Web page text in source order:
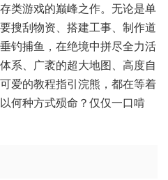
类游戏的巅峰之作。无论是单
搜刮物资、搭建工事、制作道
钓捕鱼，在绝境中拼尽全力活
系、广袤的超大地图、高度自
爱的教程指引浣熊，都在等着
何种方式殒命？仅仅一口啃